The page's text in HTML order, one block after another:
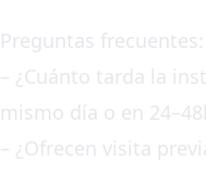
Preguntas frecuentes:
– ¿Cuánto tarda la
mismo día o en
– ¿Ofrecen visita